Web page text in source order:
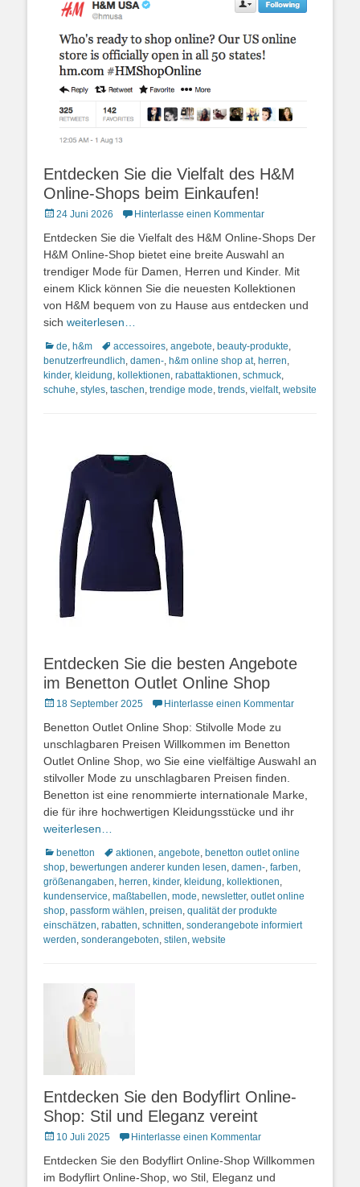
Entdecken Sie die Vielfalt des H&M
Online-Shops beim Einkaufen!
Posted
24 Juni 2026 Hinterlasse einen Kommentar
Entdecken Sie die Vielfalt des H&M Online-Shops Der
H&M Online-Shop bietet eine breite Auswahl an
trendiger Mode für Damen, Herren und Kinder. Mit
einem Klick können Sie die neuesten Kollektionen
von H&M bequem von zu Hause aus entdecken und
sich weiterlesen…
Kategorien
de, h&m Schlagworte
accessoires, angebote, beauty-produkte,
benutzerfreundlich, damen-, h&m online shop at, herren,
kinder, kleidung, kollektionen, rabattaktionen, schmuck,
schuhe, styles, taschen, trendige mode, trends, vielfalt, website
Entdecken Sie die besten Angebote
im Benetton Outlet Online Shop
Posted
18 September 2025 Hinterlasse einen Kommentar
Benetton Outlet Online Shop: Stilvolle Mode zu
unschlagbaren Preisen Willkommen im Benetton
Outlet Online Shop, wo Sie eine vielfältige Auswahl an
stilvoller Mode zu unschlagbaren Preisen finden.
Benetton ist eine renommierte internationale Marke,
die für ihre hochwertigen Kleidungsstücke und ihr
weiterlesen…
Kategorien
benetton Schlagworte
aktionen, angebote, benetton outlet online
shop, bewertungen anderer kunden lesen, damen-, farben,
größenangaben, herren, kinder, kleidung, kollektionen,
kundenservice, maßtabellen, mode, newsletter, outlet online
shop, passform wählen, preisen, qualität der produkte
einschätzen, rabatten, schnitten, sonderangebote informiert
werden, sonderangeboten, stilen, website
Entdecken Sie den Bodyflirt Online-
Shop: Stil und Eleganz vereint
Posted
10 Juli 2025 Hinterlasse einen Kommentar
Entdecken Sie den Bodyflirt Online-Shop Willkommen
im Bodyflirt Online-Shop, wo Stil, Eleganz und